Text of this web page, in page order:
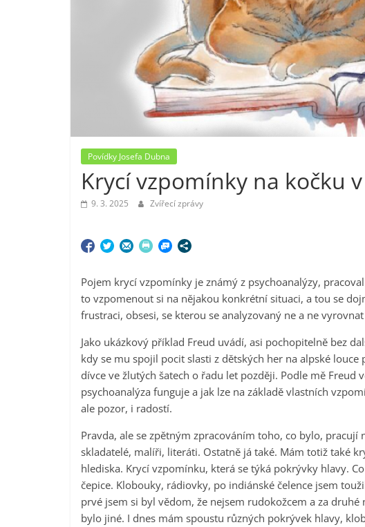
Povídky Josefa Dubna
Krycí vzpomínky na kočku
9. 3. 2025 Zvířecí zprávy
Pojem krycí vzpomínky je známý z psychoanalýzy,
to vzpomenout si na nějakou konkrétní situaci, a tou se
frustraci, obsesi, se kterou se analyzovaný ne a ne
Jako ukázkový příklad Freud uvádí, asi pochopitelně bez
kdy se mu spojil pocit slasti z dětských her na alpské
dívce ve žlutých šatech o řadu let později. Podle mě Freud
psychoanalýza funguje a jak lze na základě vlastních
ale pozor, i radostí.
Pravda, ale se zpětným zpracováním toho, co bylo,
skladatelé, malíři, literáti. Ostatně já také. Mám totiž také
hlediska. Krycí vzpomínku, která se týká pokrývky hlavy.
čepice. Klobouky, rádiovky, po indiánské čelence jsem
prvé jsem si byl vědom, že nejsem rudokožcem a za
bylo jiné. I dnes mám spoustu různých pokrývek hlavy,